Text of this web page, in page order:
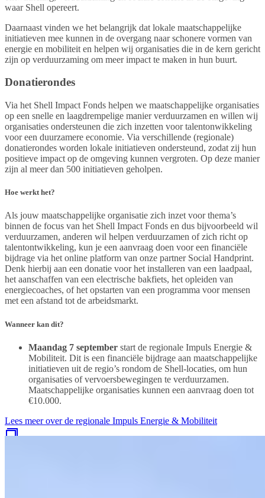
waar Shell opereert.
Daarnaast vinden we het belangrijk dat lokale maatschappelijke
initiatieven mee kunnen in de overgang naar schonere vormen van
energie en mobiliteit en helpen wij organisaties die in de kern gericht
zijn op verduurzaming om meer impact te maken in hun buurt.
Donatierondes
Via het Shell Impact Fonds helpen we maatschappelijke organisaties
op een snelle en laagdrempelige manier verduurzamen en willen wij
organisaties ondersteunen die zich inzetten voor talentonwikkeling
voor een duurzamere economie. Via verschillende (regionale)
donatierondes worden lokale initiatieven ondersteund, zodat zij hun
positieve impact op de omgeving kunnen vergroten. Op deze manier
zijn al meer dan 500 initiatieven geholpen.
Hoe werkt het?
Als jouw maatschappelijke organisatie zich inzet voor thema’s
binnen de focus van het Shell Impact Fonds en dus bijvoorbeeld wil
verduurzamen, anderen wil helpen verduurzamen of zich richt op
talentontwikkeling, kun je een aanvraag doen voor een financiële
bijdrage via het online platform van onze partner Social Handprint.
Denk hierbij aan een donatie voor het installeren van een laadpaal,
het aanschaffen van een electrische bakfiets, het opleiden van
energiecoaches, of het opstarten van een programma voor mensen
met een afstand tot de arbeidsmarkt.
Wanneer kan dit?
Maandag 7 september start de regionale Impuls Energie &
Mobiliteit. Dit is een financiële bijdrage aan maatschappelijke
initiatieven uit de regio’s rondom de Shell-locaties, om hun
organisaties of vervoersbewegingen te verduurzamen.
Maatschappelijke organisaties kunnen een aanvraag doen tot
€10.000.
Lees meer over de regionale Impuls Energie & Mobiliteit